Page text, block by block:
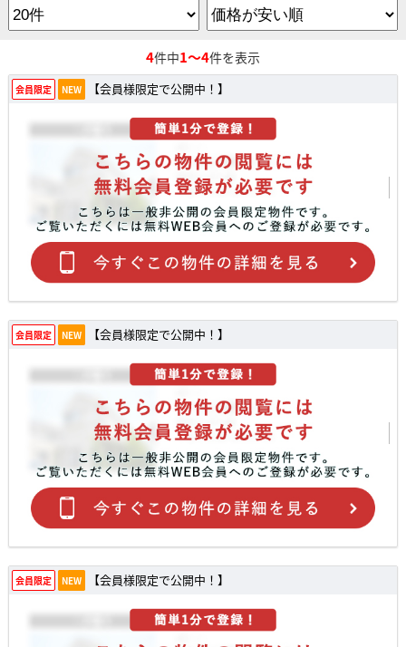
4件中1～4件を表示
会員限定 NEW 【会員様限定で公開中！】
会員限定 NEW 【会員様限定で公開中！】
会員限定 NEW 【会員様限定で公開中！】